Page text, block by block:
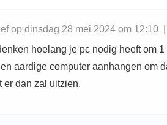
op dinsdag 28 mei 2024 om 12:10 |
hoelang je pc nodig heeft om
aardige computer aanhangen om
er dan zal uitzien.